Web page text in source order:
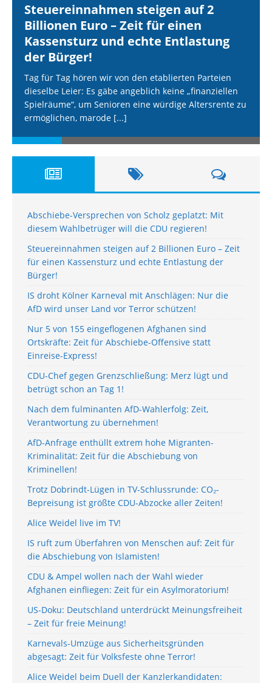
Steuereinnahmen steigen auf 2
Billionen Euro – Zeit für einen
Kassensturz und echte Entlastung
der Bürger!
Tag für Tag hören wir von den etablierten Parteien
dieselbe Leier: Es gäbe angeblich keine „finanziellen
Spielräume“, um Senioren eine würdige Altersrente zu
ermöglichen, marode [...]
Abschiebe-Versprechen von Scholz geplatzt: Mit
diesem Wahlbetrüger will die CDU regieren!
Steuereinnahmen steigen auf 2 Billionen Euro – Zeit
für einen Kassensturz und echte Entlastung der
Bürger!
IS droht Kölner Karneval mit Anschlägen: Nur die
AfD wird unser Land vor Terror schützen!
Nur 5 von 155 eingeflogenen Afghanen sind
Ortskräfte: Zeit für Abschiebe-Offensive statt
Einreise-Express!
CDU-Chef gegen Grenzschließung: Merz lügt und
betrügt schon an Tag 1!
Nach dem fulminanten AfD-Wahlerfolg: Zeit,
Verantwortung zu übernehmen!
AfD-Anfrage enthüllt extrem hohe Migranten-
Kriminalität: Zeit für die Abschiebung von
Kriminellen!
Trotz Dobrindt-Lügen in TV-Schlussrunde: CO₂-
Bepreisung ist größte CDU-Abzocke aller Zeiten!
Alice Weidel live im TV!
IS ruft zum Überfahren von Menschen auf: Zeit für
die Abschiebung von Islamisten!
CDU & Ampel wollen nach der Wahl wieder
Afghanen einfliegen: Zeit für ein Asylmoratorium!
US-Doku: Deutschland unterdrückt Meinungsfreiheit
– Zeit für freie Meinung!
Karnevals-Umzüge aus Sicherheitsgründen
abgesagt: Zeit für Volksfeste ohne Terror!
Alice Weidel beim Duell der Kanzlerkandidaten: